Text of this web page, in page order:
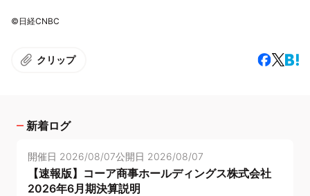
©日経CNBC
クリップ
新着ログ
開催日 2026/08/07公開日 2026/08/07
【速報版】コーア商事ホールディングス株式会社
2026年6月期決算説明